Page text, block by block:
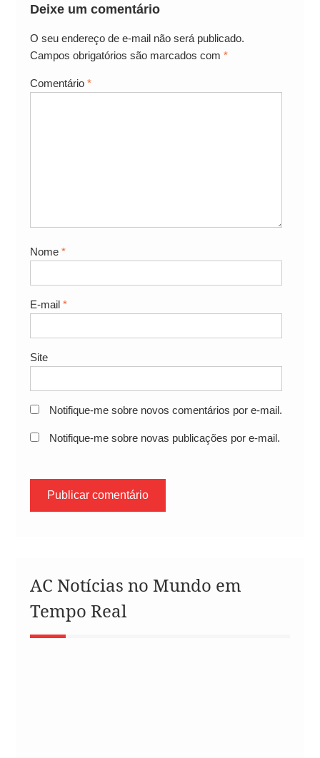
Deixe um comentário
O seu endereço de e-mail não será publicado.
Campos obrigatórios são marcados com *
Comentário *
Nome *
E-mail *
Site
Notifique-me sobre novos comentários por e-mail.
Notifique-me sobre novas publicações por e-mail.
AC Notícias no Mundo em
Tempo Real